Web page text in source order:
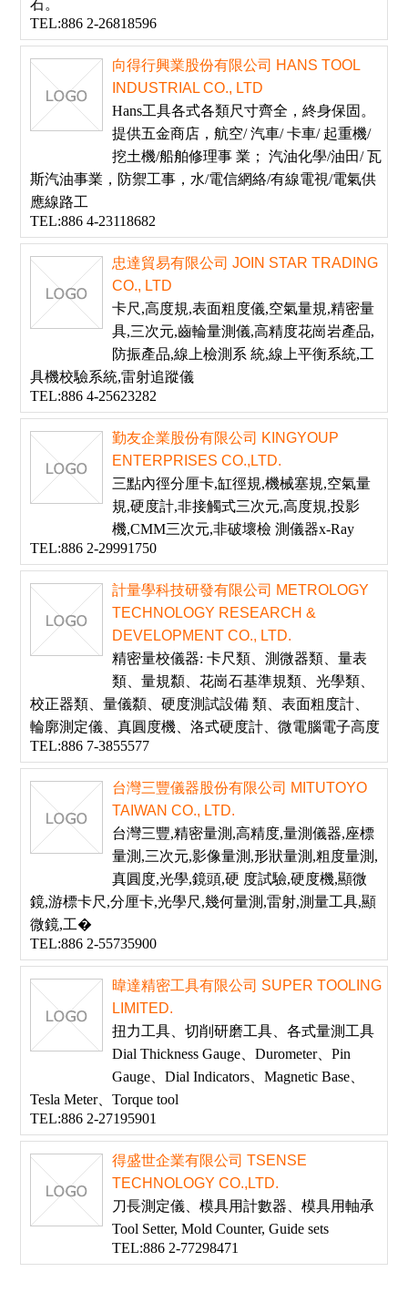
石。
TEL:886 2-26818596
向得行興業股份有限公司 HANS TOOL
INDUSTRIAL CO., LTD
Hans工具各式各類尺寸齊全，終身保固。
提供五金商店，航空/ 汽車/ 卡車/ 起重機/
挖土機/船舶修理事 業； 汽油化學/油田/ 瓦
斯汽油事業，防禦工事，水/電信網絡/有線電視/電氣供
應線路工
TEL:886 4-23118682
忠達貿易有限公司 JOIN STAR TRADING
CO., LTD
卡尺,高度規,表面粗度儀,空氣量規,精密量
具,三次元,齒輪量測儀,高精度花崗岩產品,
防振產品,線上檢測系 統,線上平衡系統,工
具機校驗系統,雷射追蹤儀
TEL:886 4-25623282
勤友企業股份有限公司 KINGYOUP
ENTERPRISES CO.,LTD.
三點內徑分厘卡,缸徑規,機械塞規,空氣量
規,硬度計,非接觸式三次元,高度規,投影
機,CMM三次元,非破壞檢 測儀器x-Ray
TEL:886 2-29991750
計量學科技研發有限公司 METROLOGY
TECHNOLOGY RESEARCH &
DEVELOPMENT CO., LTD.
精密量校儀器: 卡尺類、測微器類、量表
類、量規纇、花崗石基準規類、光學類、
校正器類、量儀纇、硬度測試設備 類、表面粗度計、
輪廓測定儀、真圓度機、洛式硬度計、微電腦電子高度
TEL:886 7-3855577
台灣三豐儀器股份有限公司 MITUTOYO
TAIWAN CO., LTD.
台灣三豐,精密量測,高精度,量測儀器,座標
量測,三次元,影像量測,形狀量測,粗度量測,
真圓度,光學,鏡頭,硬 度試驗,硬度機,顯微
鏡,游標卡尺,分厘卡,光學尺,幾何量測,雷射,測量工具,顯
微鏡,工�
TEL:886 2-55735900
暐達精密工具有限公司 SUPER TOOLING
LIMITED.
扭力工具、切削研磨工具、各式量測工具
Dial Thickness Gauge、Durometer、Pin
Gauge、Dial Indicators、Magnetic Base、
Tesla Meter、Torque tool
TEL:886 2-27195901
得盛世企業有限公司 TSENSE
TECHNOLOGY CO.,LTD.
刀長測定儀、模具用計數器、模具用軸承
Tool Setter, Mold Counter, Guide sets
TEL:886 2-77298471